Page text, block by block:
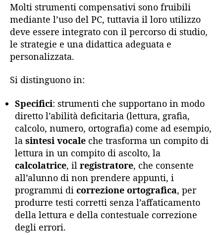
Molti strumenti compensativi sono fruibili
mediante l’uso del PC, tuttavia il loro utilizzo
deve essere integrato con il percorso di studio,
le strategie e una didattica adeguata e
personalizzata.
Si distinguono in:
Specifici: strumenti che supportano in modo
diretto l’abilità deficitaria (lettura, grafia,
calcolo, numero, ortografia) come ad esempio,
la sintesi vocale che trasforma un compito di
lettura in un compito di ascolto, la
calcolatrice, il registratore, che consente
all’alunno di non prendere appunti, i
programmi di correzione ortografica, per
produrre testi corretti senza l’affaticamento
della lettura e della contestuale correzione
degli errori.